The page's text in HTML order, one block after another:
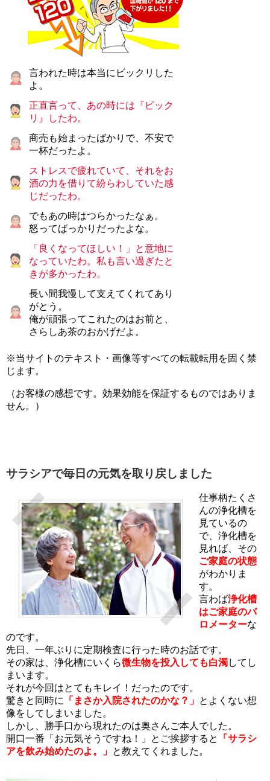
言われた時は本当にビックリした
よ。
正直言って、あの時には『ビック
リ』したわ。
商売も始まったばかりで、不安で
一杯だったよ。
ストレスで疲れていて、それをお
酒の力を借りて紛らわしていた感
じだったわ。
でもあの時はつらかったなぁ。
怒ってばっかりだったよな。
「良くなってほしい！」と意地に
なっていたわ。私も言い過ぎたと
きが多かったわ。
長い間我慢して支えてくれてあり
がとう。
俺が頑張ってこれたのはお前と、
さらしあ茶のおかげだよ。
※当サイトのテキスト・画像等すべての転載転用を固く禁
じます。
（お客様の感想です。効果効能を保証するものではありま
せん。）
サラシアで毎日の元気を取り戻しました
仕事柄たくさ
んの浄化槽を
見ているの
で、浄化槽を
見れば、その
ご家庭の状態
がわかりま
す。
言わば浄化槽
はご家庭のバ
ロメーターな
のです。
先日、一年ぶりに定期検査に行った時のお話です。
その家は、浄化槽にいくら微生物を投入しても白濁してし
まいます。
それが今回はとてもキレイ！だったのです。
驚きと同時に
「まさか入院されたのかな？」 とよくない想
像をしてしまいました。
しかし、勝手口から現れたのは奥さんご本人でした。
開口一番「お元気そうですね！」とご挨拶すると
「サラシ
アを飲み始めたのよ。」 と教えてくれました。